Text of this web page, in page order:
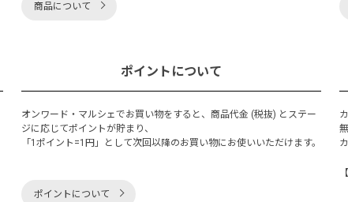
商品について
ポイントについて
オンワード・マルシェでお買い物をすると、商品代金 (税抜) とステー
ジに応じてポイントが貯まり、
「1ポイント=1円」として次回以降のお買い物にお使いいただけます。
ポイントについて